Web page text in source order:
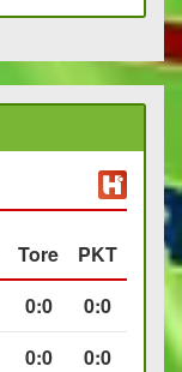
Tore
PKT
0:0
0:0
0:0
0:0